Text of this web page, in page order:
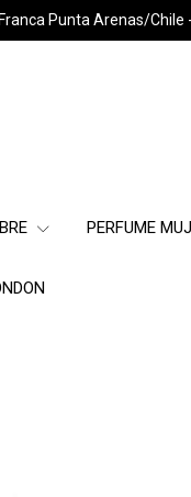
Punta Arenas/Chile
PERFUME